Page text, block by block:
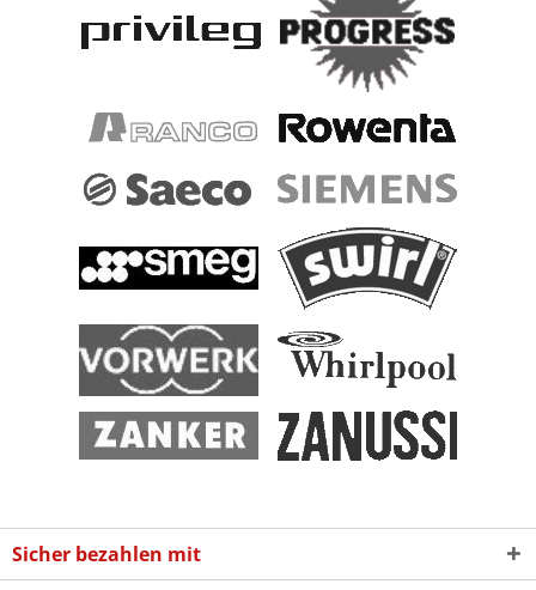
Sicher bezahlen mit